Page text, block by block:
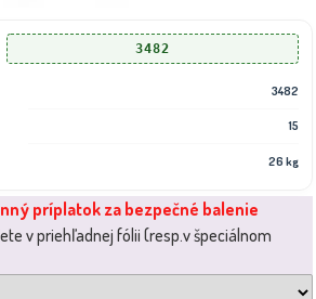
3482
3482
15
26 kg
príplatok za bezpečné balenie
v priehľadnej fólii (resp.v špeciálnom